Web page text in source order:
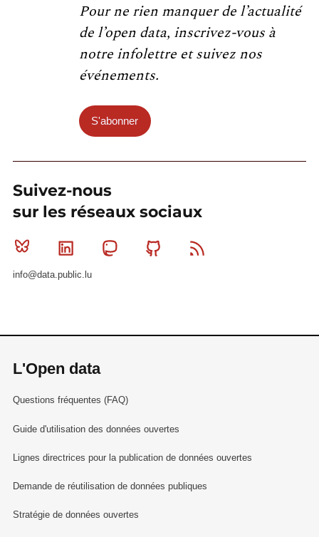
Pour ne rien manquer de l’actualité
de l’open data, inscrivez-vous à
notre infolettre et suivez nos
événements.
S'abonner
Suivez-nous
sur les réseaux sociaux
Bluesky Linkedin MastodonGithub
info@data.public.lu
L'Open data
Questions fréquentes (FAQ)
Guide d'utilisation des données ouvertes
Lignes directrices pour la publication de données ouvertes
Demande de réutilisation de données publiques
Stratégie de données ouvertes